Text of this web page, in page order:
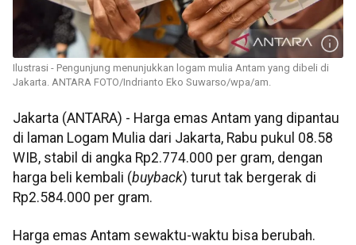
Ilustrasi - Pengunjung menunjukkan logam mulia Antam yang dibeli di
Jakarta. ANTARA FOTO/Indrianto Eko Suwarso/wpa/am.
Jakarta (ANTARA) - Harga emas Antam yang dipantau
di laman Logam Mulia dari Jakarta, Rabu pukul 08.58
WIB, stabil di angka Rp2.774.000 per gram, dengan
harga beli kembali (buyback) turut tak bergerak di
Rp2.584.000 per gram.
Harga emas Antam sewaktu-waktu bisa berubah.